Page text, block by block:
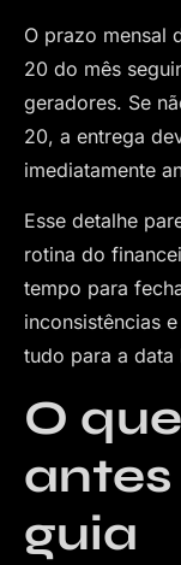
O prazo mensal
20 do mês
geradores. Se
20, a entrega
imediatamente
Esse detalhe
rotina do
tempo para
inconsistências
tudo para a data
O
antes
guia